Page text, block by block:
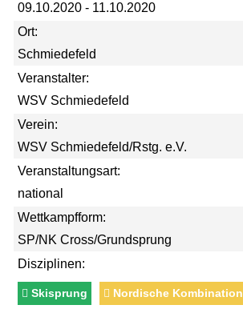
09.10.2020 - 11.10.2020
Ort:
Schmiedefeld
Veranstalter:
WSV Schmiedefeld
Verein:
WSV Schmiedefeld/Rstg. e.V.
Veranstaltungsart:
national
Wettkampfform:
SP/NK Cross/Grundsprung
Disziplinen:
Skisprung Nordische Kombination